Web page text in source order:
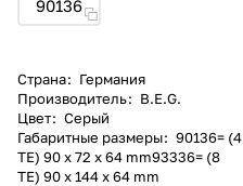
90136
Страна: Германия
Производитель: B.E.G.
Цвет: Серый
Габаритные размеры: 90136= (4
TE) 90 x 72 x 64 mm93336= (8
TE) 90 x 144 x 64 mm